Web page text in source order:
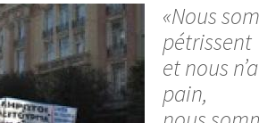
«Nous
pétrissent
et nous
pain,